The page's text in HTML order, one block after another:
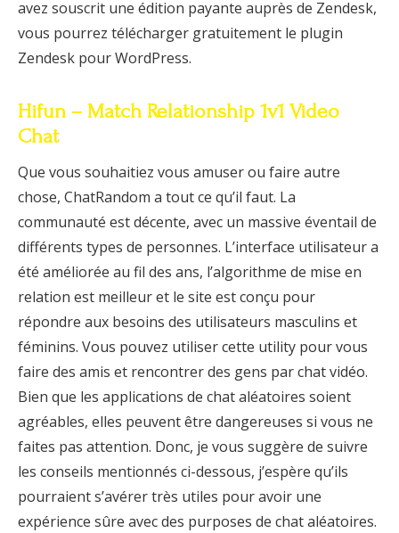
avez souscrit une édition payante auprès de Zendesk,
vous pourrez télécharger gratuitement le plugin
Zendesk pour WordPress.
Hifun – Match Relationship 1v1 Video
Chat
Que vous souhaitiez vous amuser ou faire autre
chose, ChatRandom a tout ce qu’il faut. La
communauté est décente, avec un massive éventail de
différents types de personnes. L’interface utilisateur a
été améliorée au fil des ans, l’algorithme de mise en
relation est meilleur et le site est conçu pour
répondre aux besoins des utilisateurs masculins et
féminins. Vous pouvez utiliser cette utility pour vous
faire des amis et rencontrer des gens par chat vidéo.
Bien que les applications de chat aléatoires soient
agréables, elles peuvent être dangereuses si vous ne
faites pas attention. Donc, je vous suggère de suivre
les conseils mentionnés ci-dessous, j’espère qu’ils
pourraient s’avérer très utiles pour avoir une
expérience sûre avec des purposes de chat aléatoires.